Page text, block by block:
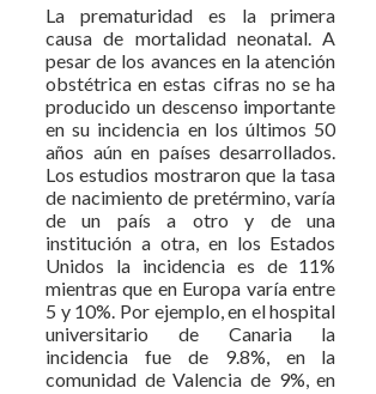
La prematuridad es la primera
causa de mortalidad neonatal. A
pesar de los avances en la atención
obstétrica en estas cifras no se ha
producido un descenso importante
en su incidencia en los últimos 50
años aún en países desarrollados.
Los estudios mostraron que la tasa
de nacimiento de pretérmino, varía
de un país a otro y de una
institución a otra, en los Estados
Unidos la incidencia es de 11%
mientras que en Europa varía entre
5 y 10%. Por ejemplo, en el hospital
universitario de Canaria la
incidencia fue de 9.8%, en la
comunidad de Valencia de 9%, en